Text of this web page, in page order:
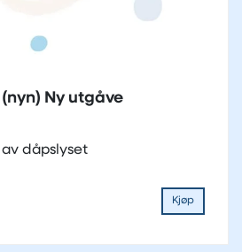
Ny utgåve
dåpslyset
Kjøp